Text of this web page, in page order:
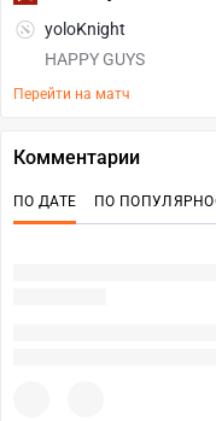
yoloKnight
HAPPY GUYS
Перейти на матч
Комментарии
ПО ДАТЕ ПО